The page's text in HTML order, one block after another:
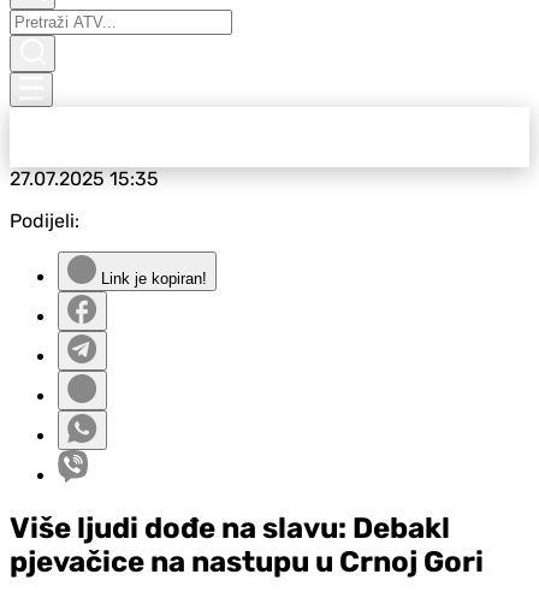
27.07.202515:35
Podijeli:
Link je kopiran!
Više ljudi dođe na slavu: Debakl
pjevačice na nastupu u Crnoj Gori